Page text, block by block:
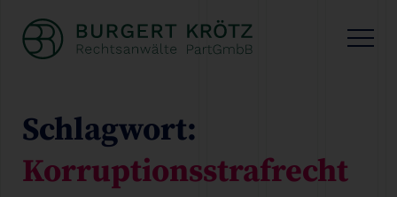
Schlagwort:
Korruptionsstrafrecht